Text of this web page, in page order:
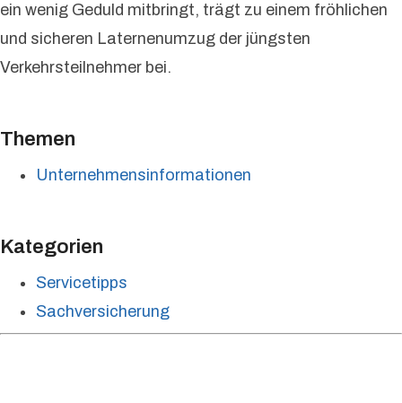
ein wenig Geduld mitbringt, trägt zu einem fröhlichen
und sicheren Laternenumzug der jüngsten
Verkehrsteilnehmer bei.
Themen
Unternehmensinformationen
Kategorien
Servicetipps
Sachversicherung